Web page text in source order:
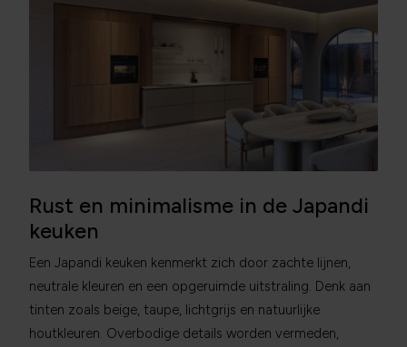
Rust en minimalisme in de Japandi
keuken
Een Japandi keuken kenmerkt zich door zachte lijnen,
neutrale kleuren en een opgeruimde uitstraling. Denk aan
tinten zoals beige, taupe, lichtgrijs en natuurlijke
houtkleuren. Overbodige details worden vermeden,